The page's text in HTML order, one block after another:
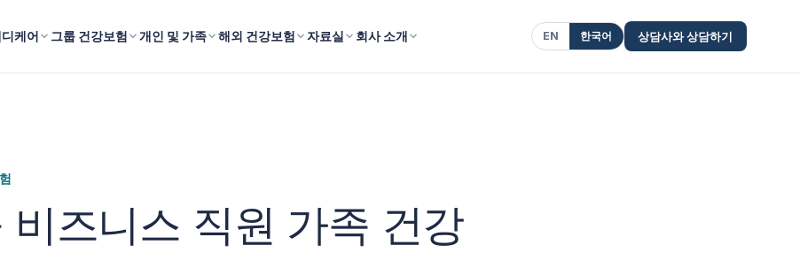
케어 그룹 건강보험 개인 및 가족 해외 건강보험 자료실 회사 소개 EN 한국어 상담사와 상담하기
비즈니스 직원 가족 건강